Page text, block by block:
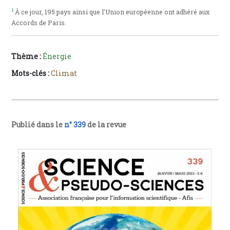
1 À ce jour, 195 pays ainsi que l’Union européenne ont adhéré aux
Accords de Paris.
Thème :Énergie
Mots-clés :Climat
Publié dans le n° 339de la revue